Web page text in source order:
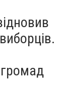
загинули.
та